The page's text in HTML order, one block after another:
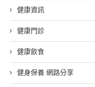
健康資訊
健康門診
健康飲食
健身保養 網路分享